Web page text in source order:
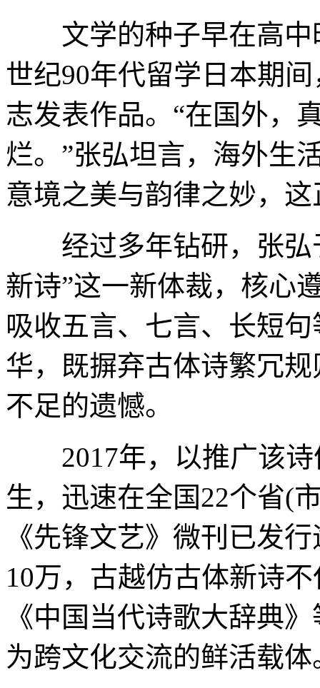
文学的种子早在高中
世纪90年代留学日本期
志发表作品。“在国外，
烂。”张弘坦言，海外生
意境之美与韵律之妙，
经过多年钻研，张弘
新诗”这一新体裁，核心
吸收五言、七言、长短
华，既摒弃古体诗繁冗
不足的遗憾。
2017年，以推广该诗
生，迅速在全国22个省(
《先锋文艺》微刊已发
10万，古越仿古体新诗
《中国当代诗歌大辞典
为跨文化交流的鲜活载体